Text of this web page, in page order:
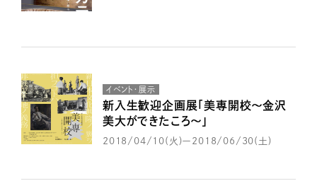
イベント・展示
新入生歓迎企画展「美専開校～金沢
美大ができたころ～」
2018/04/10(火)ー2018/06/30(土)